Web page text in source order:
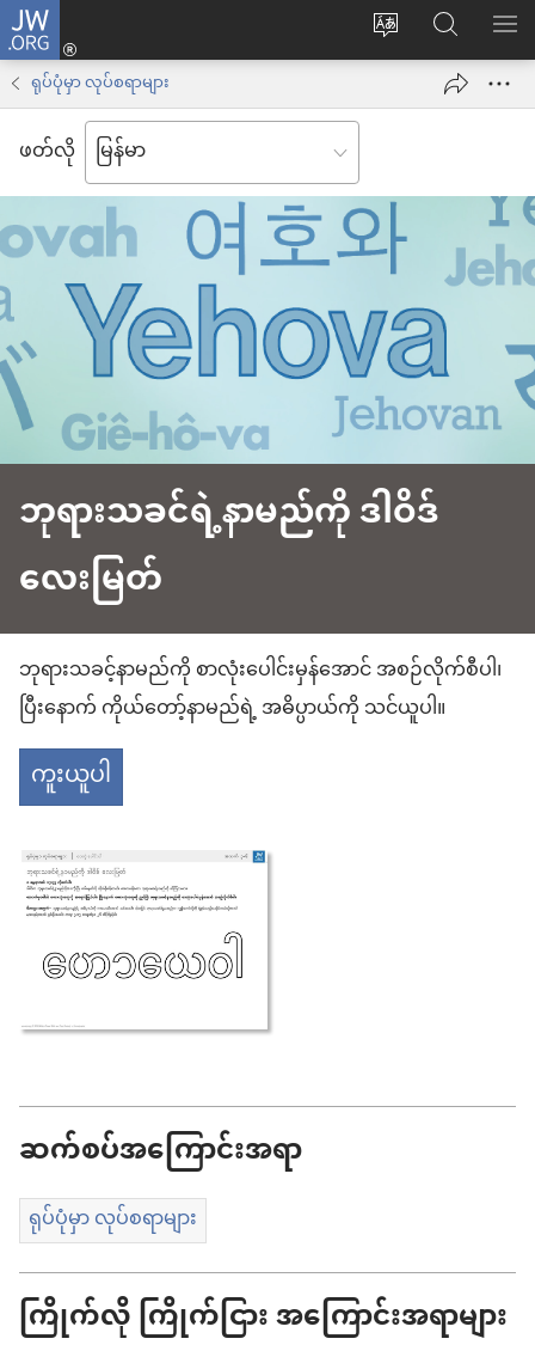
JW.ORG
ဝ
ဘာသာစကား
ကို
ပြောင်း
ပါ
Log
in
အသစ်
ဖွ
င့်
နေ
တယ်)
JW.ORG
ရှာ
ရုပ်ပုံမှာ လုပ်စရာများ
ဖတ်လို
ဘုရားသခင်ရဲ့​နာမည်ကို ဒါဝိဒ်
လေးမြတ်
ဘုရားသခင့်​နာမည်ကို စာလုံးပေါင်း​မှန်​အောင် အစဉ်လိုက်​စီ​ပါ၊
ပြီးနောက် ကိုယ်တော့်​နာမည်ရဲ့ အဓိပ္ပာယ်​ကို သင်ယူပါ။
ကူးယူပါ
ဆက်စပ်အကြောင်းအရာ
ရုပ်ပုံမှာ လုပ်စရာများ
ကြိုက်လို ကြိုက်ငြား အကြောင်းအရာများ